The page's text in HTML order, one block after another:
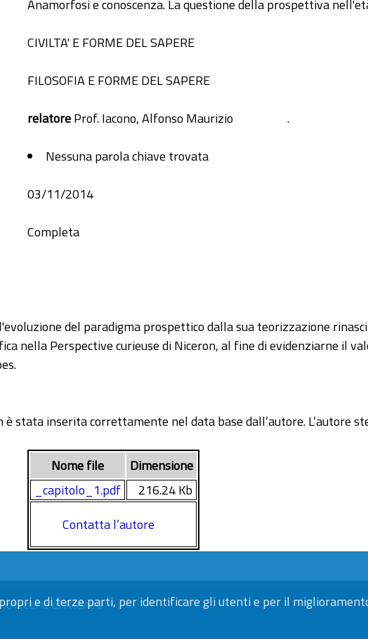
e di terze parti, per identificare gli utenti e per il
Anamorfosi e conoscenza. La questione della prospettiva
CIVILTA' E FORME DEL SAPERE
FILOSOFIA E FORME DEL SAPERE
.
relatoreProf. Iacono, Alfonso Maurizio
Nessuna parola chiave trovata
03/11/2014
Completa
del paradigma prospettico dalla sua teorizzazione
nella Perspective curieuse di Niceron, al fine di evidenziarne il
è stata inserita correttamente nel data base dall’autore. L’autore
Nome file
Dimensione
_capitolo_1.pdf
216.24 Kb
Contatta l’autore
di Ateneo